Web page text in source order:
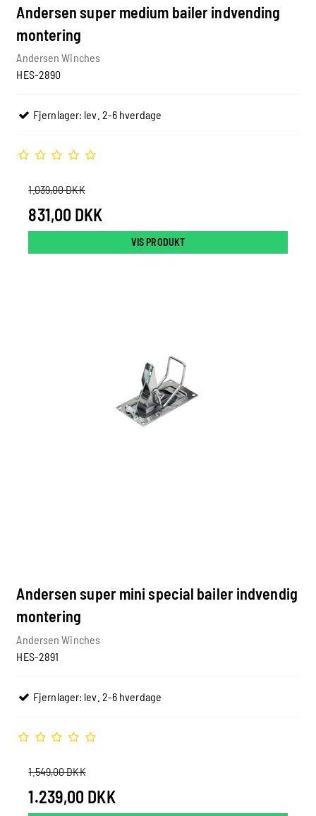
Andersen super medium bailer indvending
montering
Andersen Winches
HES-2890
Fjernlager: lev. 2-6 hverdage
1.039,00 DKK
831,00 DKK
VIS PRODUKT
Andersen super mini special bailer indvendig
montering
Andersen Winches
HES-2891
Fjernlager: lev. 2-6 hverdage
1.549,00 DKK
1.239,00 DKK